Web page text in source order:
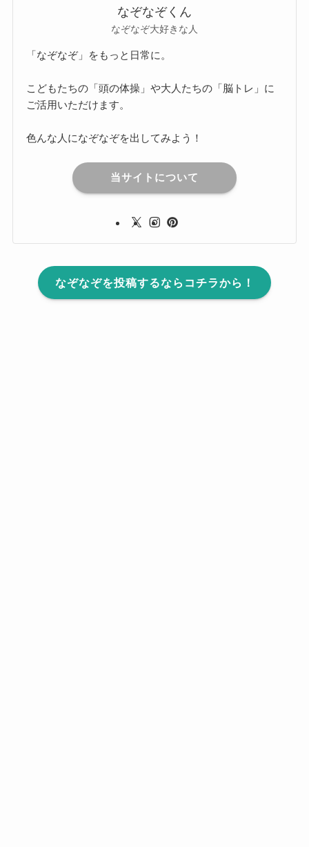
なぞなぞくん
なぞなぞ大好きな人
「なぞなぞ」をもっと日常に。
こどもたちの「頭の体操」や大人たちの「脳トレ」に
ご活用いただけます。
色んな人になぞなぞを出してみよう！
当サイトについて
なぞなぞを投稿するならコチラから！